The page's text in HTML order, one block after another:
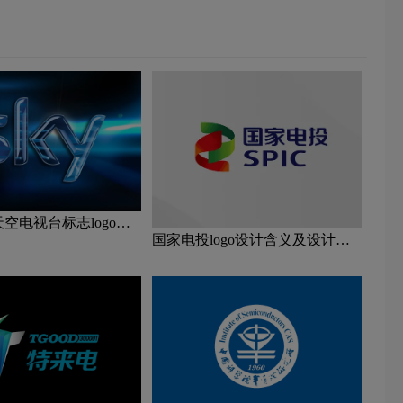
电视台标志logo图
国家电投logo设计含义及设计理